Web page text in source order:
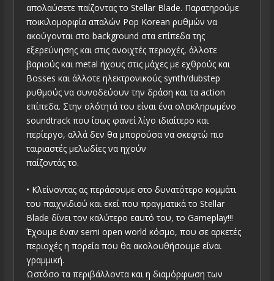
απολαύσετε παίζοντας το Stellar Blade. Παρατηρούμε
ποικιλομορφία απαλών Pop Korean ρυθμών να
ακούγονται στο background στα επίπεδα της
εξερεύνησης και στις ανοιχτές περιοχές, άλλοτε
βαριούς και metal ήχους στις μάχες με εχθρούς και
Bosses και άλλοτε ηλεκτρονικούς synth/dubstep
ρυθμούς να συνοδεύουν την δράση και τα action
επίπεδα. Στην ολότητά του είναι ένα ολοκληρωμένο
soundtrack που ίσως φανεί λίγο ιδιαίτερο και
περίεργο, αλλά δεν θα μπορούσα να σκεφτώ πιο
ταιριαστές μελωδίες να ηχούν
παίζοντάς το.
• Κλείνοντας ας περάσουμε στο δυνατότερο κομμάτι
του παιχνιδιού και εκεί που πραγματικά το Stellar
Blade δίνει τον καλύτερο εαυτό του, το Gameplay!!!
Έχουμε έναν semi open world κόσμο, που σε αρκετές
περιοχές η πορεία που θα ακολουθήσουμε είναι
γραμμική.
Ωστόσο τα περιβάλλοντα και η διαμόρφωση των